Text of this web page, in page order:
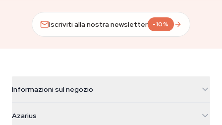
Iscriviti alla nostra newsletter -10%
Informazioni sul negozio
Galvaniweg 11
Azarius